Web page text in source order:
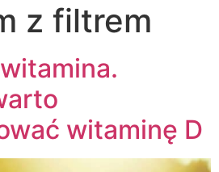
z filtrem
witaminę D